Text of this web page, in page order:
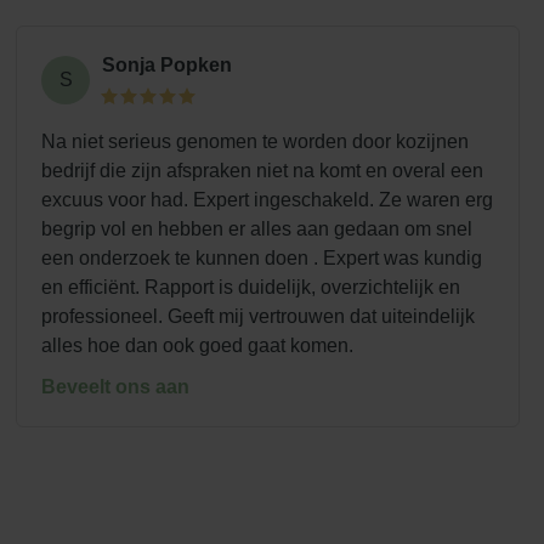
S
Sonja Popken
Na niet serieus genomen te worden door kozijnen
bedrijf die zijn afspraken niet na komt en overal een
excuus voor had. Expert ingeschakeld. Ze waren erg
begrip vol en hebben er alles aan gedaan om snel
een onderzoek te kunnen doen . Expert was kundig
en efficiënt. Rapport is duidelijk, overzichtelijk en
professioneel. Geeft mij vertrouwen dat uiteindelijk
alles hoe dan ook goed gaat komen.
Beveelt ons aan